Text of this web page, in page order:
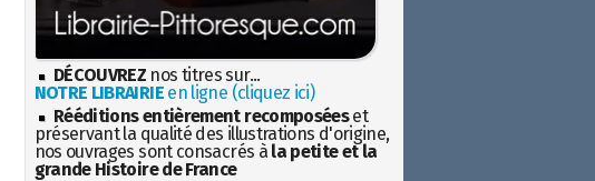
DÉCOUVREZ nos titres sur...
NOTRE LIBRAIRIEen ligne (cliquez ici)
Rééditions entièrement recomposéeset
préservant la qualité des illustrations d'origine,
nos ouvrages sont consacrés à la petite et la
grande Histoire de France